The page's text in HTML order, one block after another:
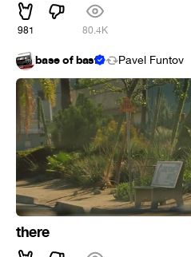
981 80.4K
base of basf Pavel Funtov
there